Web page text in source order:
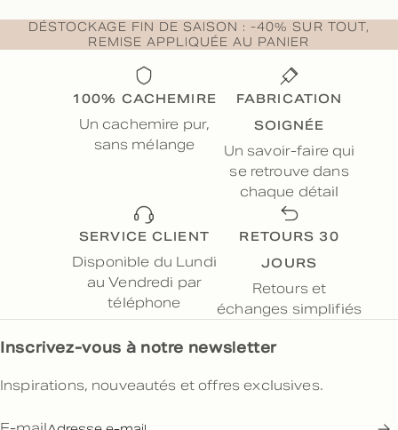
DÉSTOCKAGE FIN DE SAISON : -40% SUR TOUT,
REMISE APPLIQUÉE AU PANIER
100% CACHEMIRE
Un cachemire pur,
sans mélange
FABRICATION
SOIGNÉE
Un savoir-faire qui
se retrouve dans
chaque détail
SERVICE CLIENT
Disponible du Lundi
au Vendredi par
téléphone
RETOURS 30
JOURS
Retours et
échanges simplifiés
Inscrivez-vous à notre newsletter
Inspirations, nouveautés et offres exclusives.